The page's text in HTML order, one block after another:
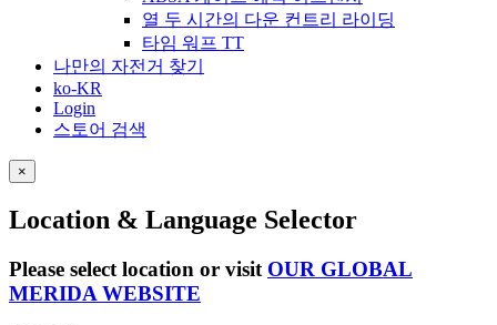
열 두 시간의 다운 컨트리 라이딩
타임 워프 TT
나만의 자전거 찾기
ko-KR
Login
스토어 검색
×
Location & Language Selector
Please select location or visit OUR GLOBAL
MERIDA WEBSITE